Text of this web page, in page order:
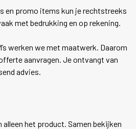
USB
en promo items kun je rechtstreeks
met bedrukking en op rekening.
werken we met maatwerk. Daarom
aanvragen. Je ontvangt van
advies.
alleen het product. Samen bekijken